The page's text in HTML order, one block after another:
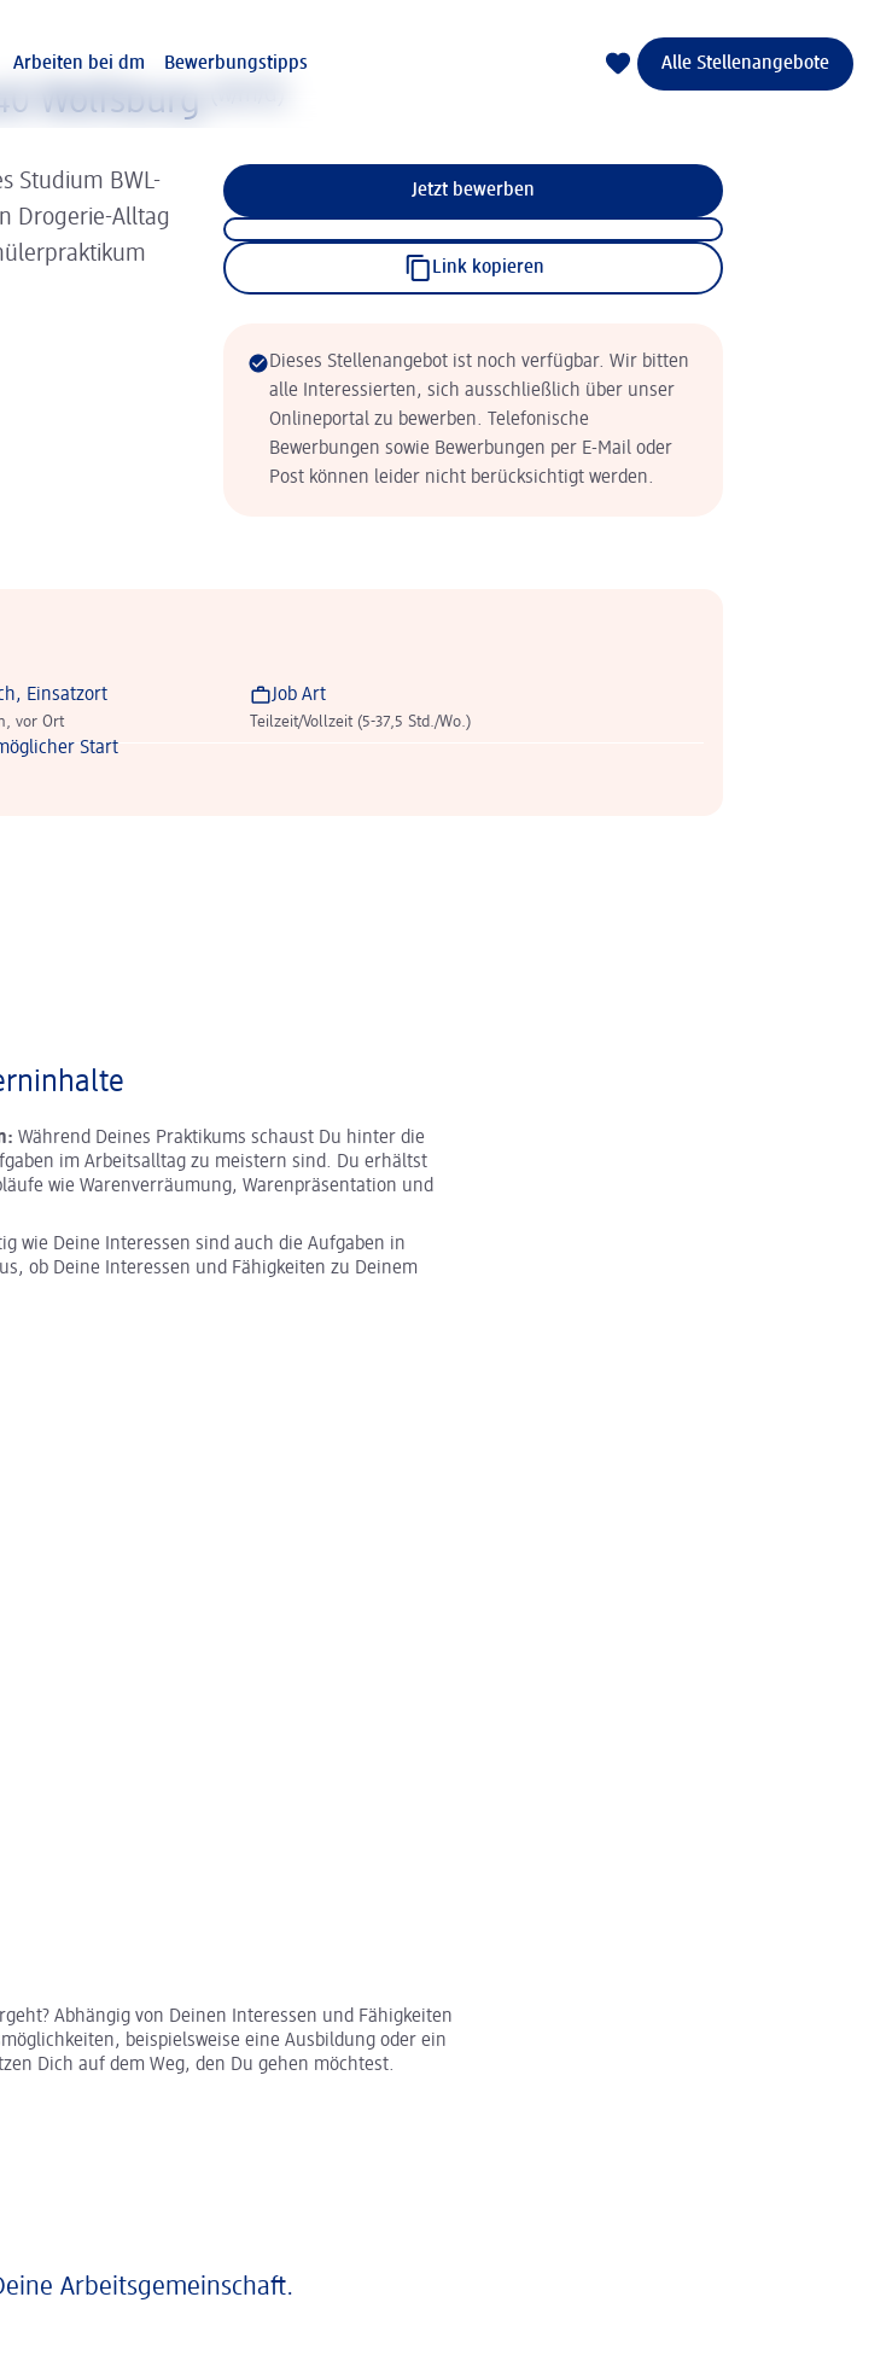
Arbeiten bei dm Bewerbungstipps Alle Stellenangebote
Wolfsburg
Studium BWL-
Drogerie-Alltag
Jetzt bewerben
Link kopieren
Dieses Stellenangebot ist noch verfügbar. Wir bitten
alle Interessierten, sich ausschließlich über unser
Onlineportal zu bewerben. Telefonische
Bewerbungen sowie Bewerbungen per E-Mail oder
Post können leider nicht berücksichtigt werden.
Einsatzort
vor Ort
Job Art
Teilzeit/Vollzeit (5-37,5 Std./Wo.)
Start
Während Deines Praktikums schaust Du hinter die
im Arbeitsalltag zu meistern sind. Du erhältst
wie Warenverräumung, Warenpräsentation und
wie Deine Interessen sind auch die Aufgaben in
ob Deine Interessen und Fähigkeiten zu Deinem
Abhängig von Deinen Interessen und Fähigkeiten
beispielsweise eine Ausbildung oder ein
Dich auf dem Weg, den Du gehen möchtest.
Arbeitsgemeinschaft.